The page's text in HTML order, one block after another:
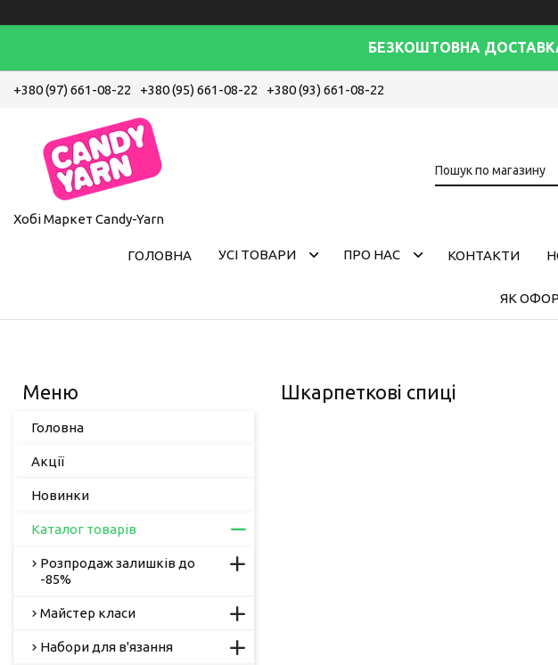
БЕЗКОШТОВНА
+380 (97) 661-08-22 +380 (95) 661-08-22 +380 (93) 661-08-22
Хобі Маркет Candy-Yarn
ГОЛОВНА УСІ ТОВАРИ ПРО НАС КОНТАКТИ
ЯК
Шкарпеткові спиці
Головна
Акції
Новинки
Каталог товарів
Розпродаж залишків до
-85%
Майстер класи
Набори для в'язання